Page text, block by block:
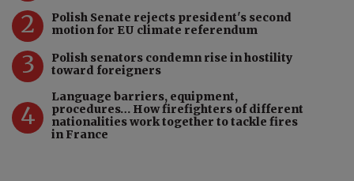
2
Polish Senate rejects president's second
motion for EU climate referendum
3
Polish senators condemn rise in hostility
toward foreigners
4
Language barriers, equipment,
procedures… How firefighters of different
nationalities work together to tackle fires
in France